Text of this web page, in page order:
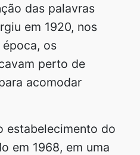
das palavras
em 1920, nos
os
perto de
acomodar
estabelecimento do
em 1968, em uma